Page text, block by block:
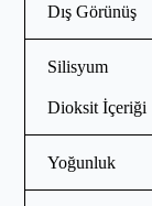
Dış Görünüş
Silisyum
Dioksit İçeriği
Yoğunluk